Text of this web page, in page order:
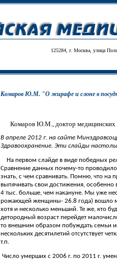
125284, г. Москва, улица
Комаров Ю.М. "О жирафе и слоне в
Комаров Ю.М., доктор медицинских
В апреле 2012 г. на сайте
Здравоохранение. Эти слайды
На первом слайде в виде победных
Сравнение данных почему-то
знать, с чем сравнивать. Помню, что на
выпячивать свои достижения,
4 тыс. больше, чем накануне. Мы уже
рожающей женщины- 26.8 года) вошло
хотя и несколько меньший. Те же, кто
детородный возраст перейдет
то внешним образом побуждать семьи
нескольких десятилетий отсутствует
т.п.
Число умерших с 2006 г. по 2011 г.